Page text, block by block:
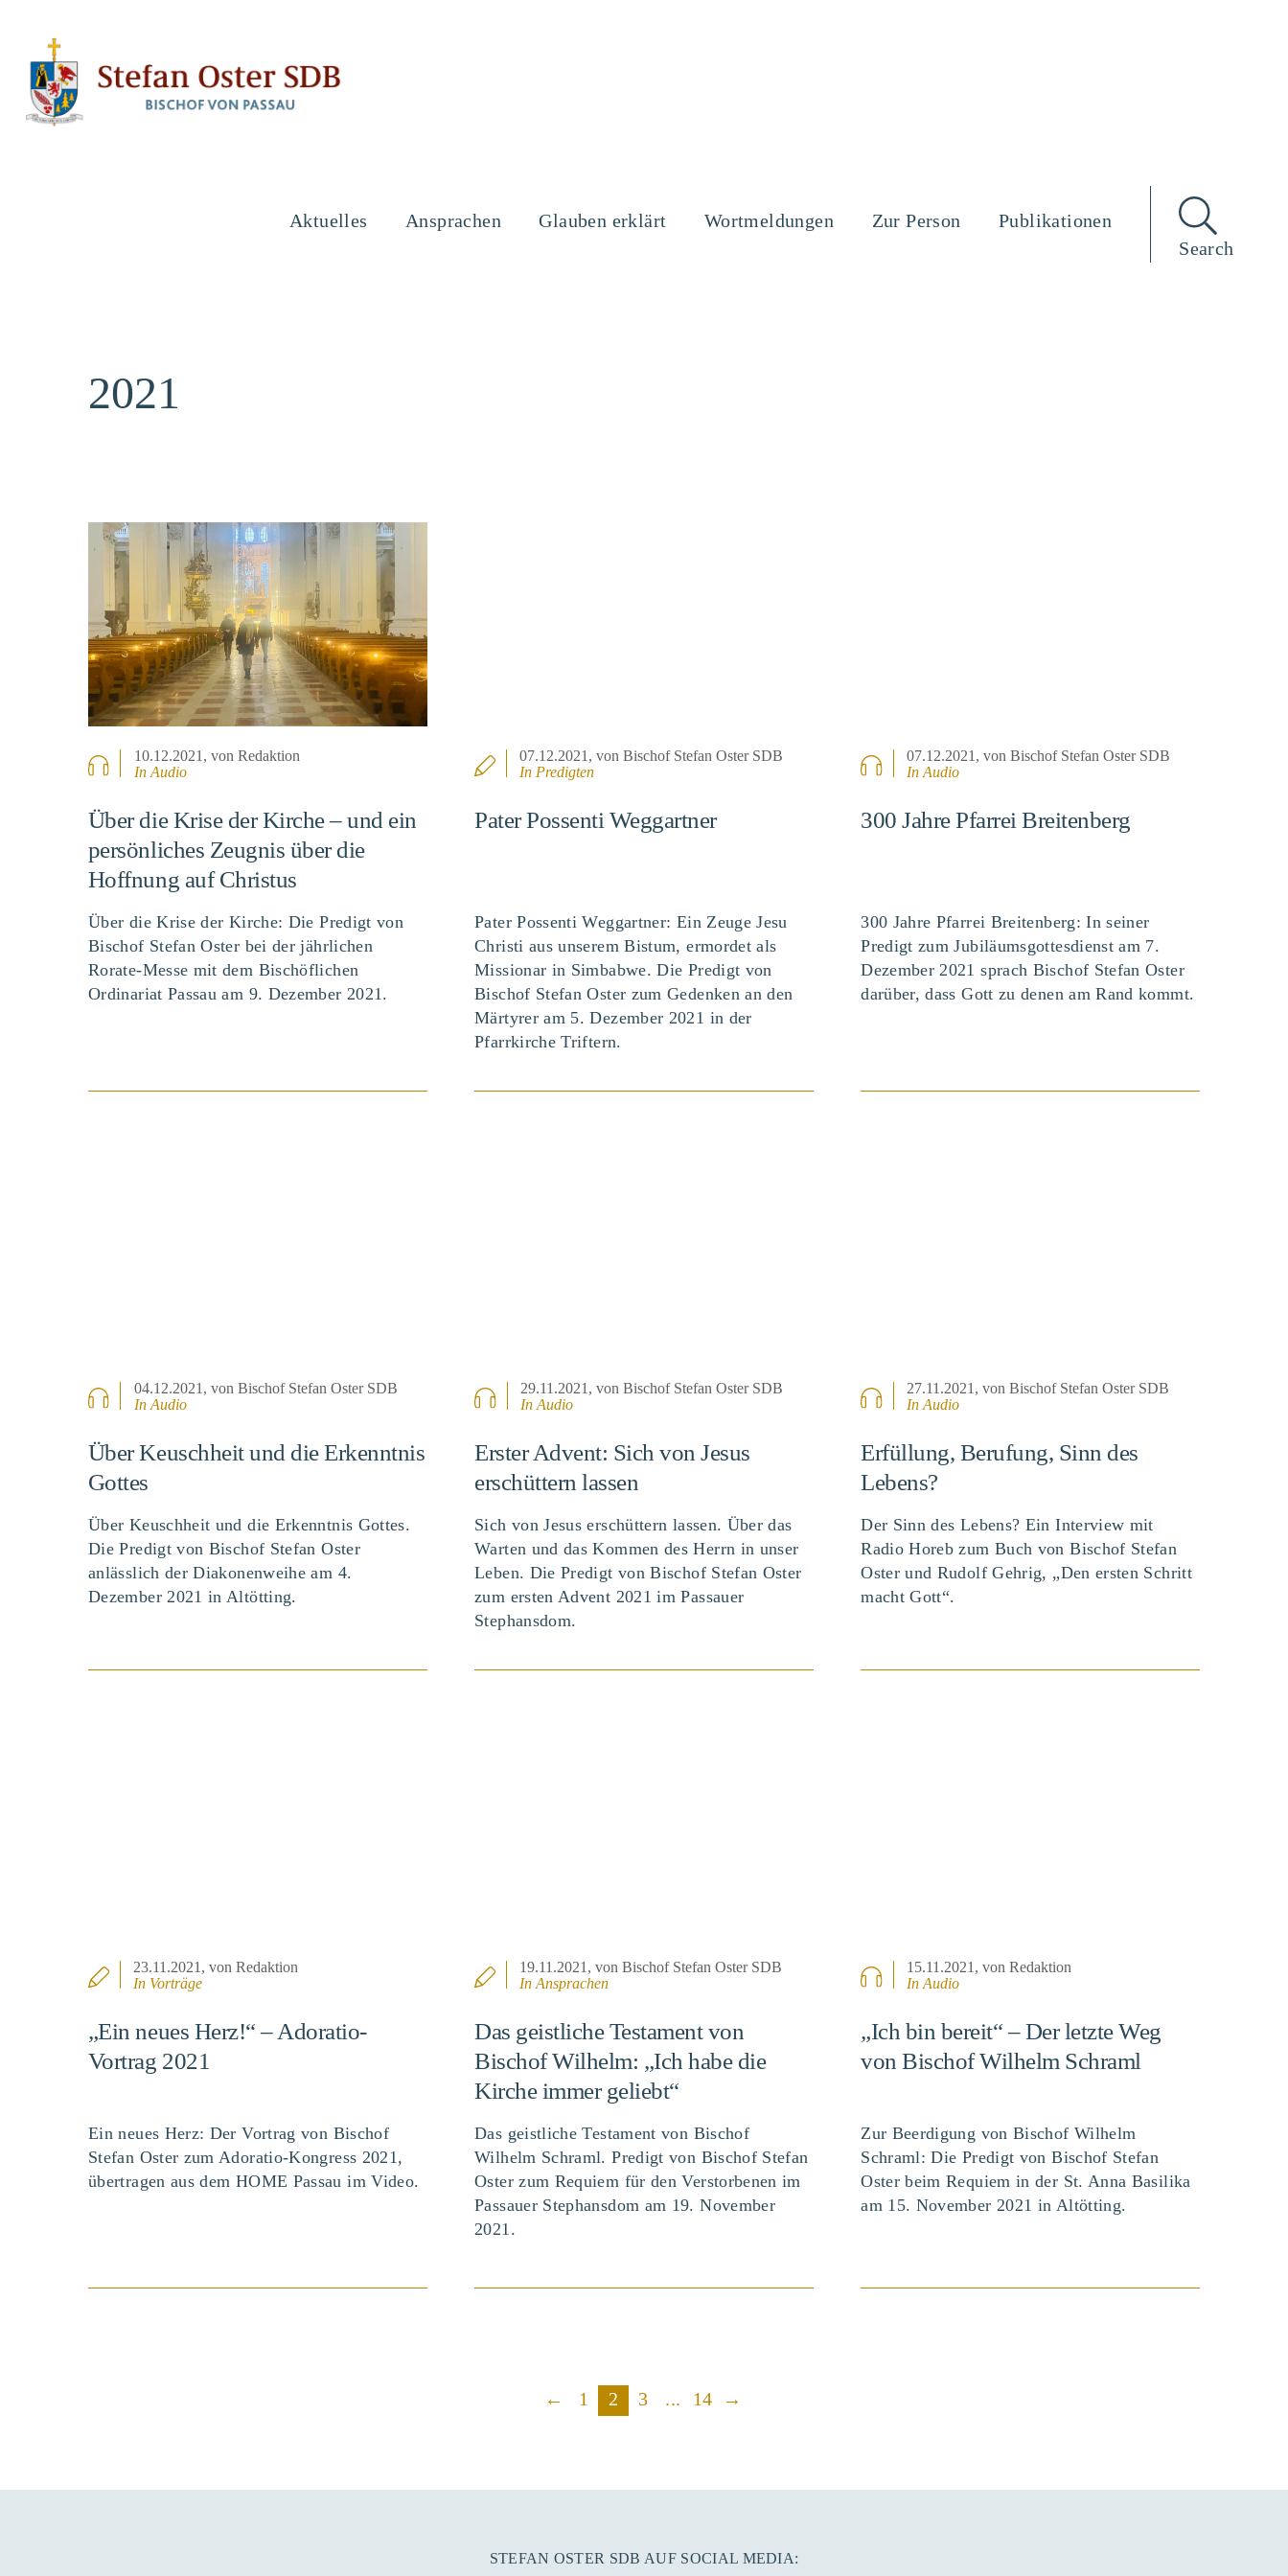
Aktuelles Ansprachen Glauben erklärt Wortmeldungen Zur Person
Publikationen
Search
2021
10.12.2021 , von Redaktion
In Audio
Über die Krise der Kirche – und ein
persönliches Zeugnis über die
Hoffnung auf Christus
Über die Krise der Kirche: Die Predigt von
Bischof Stefan Oster bei der jährlichen
Rorate-Messe mit dem Bischöflichen
Ordinariat Passau am 9. Dezember 2021.
07.12.2021 , von Bischof Stefan Oster SDB
In Predigten
Pater Possenti Weggartner
Pater Possenti Weggartner: Ein Zeuge Jesu
Christi aus unserem Bistum, ermordet als
Missionar in Simbabwe. Die Predigt von
Bischof Stefan Oster zum Gedenken an den
Märtyrer am 5. Dezember 2021 in der
Pfarrkirche Triftern.
07.12.2021 , von Bischof Stefan Oster SDB
In Audio
300 Jahre Pfarrei Breitenberg
300 Jahre Pfarrei Breitenberg: In seiner
Predigt zum Jubiläumsgottesdienst am 7.
Dezember 2021 sprach Bischof Stefan Oster
darüber, dass Gott zu denen am Rand kommt.
04.12.2021 , von Bischof Stefan Oster SDB
In Audio
Über Keuschheit und die Erkenntnis
Gottes
Über Keuschheit und die Erkenntnis Gottes.
Die Predigt von Bischof Stefan Oster
anlässlich der Diakonenweihe am 4.
Dezember 2021 in Altötting.
29.11.2021 , von Bischof Stefan Oster SDB
In Audio
Erster Advent: Sich von Jesus
erschüttern lassen
Sich von Jesus erschüttern lassen. Über das
Warten und das Kommen des Herrn in unser
Leben. Die Predigt von Bischof Stefan Oster
zum ersten Advent 2021 im Passauer
Stephansdom.
27.11.2021 , von Bischof Stefan Oster SDB
In Audio
Erfüllung, Berufung, Sinn des
Lebens?
Der Sinn des Lebens? Ein Interview mit
Radio Horeb zum Buch von Bischof Stefan
Oster und Rudolf Gehrig, „Den ersten Schritt
macht Gott“.
23.11.2021 , von Redaktion
In Vorträge
„Ein neues Herz!“ – Adoratio-
Vortrag 2021
Ein neues Herz: Der Vortrag von Bischof
Stefan Oster zum Adoratio-Kongress 2021,
übertragen aus dem HOME Passau im Video.
19.11.2021 , von Bischof Stefan Oster SDB
In Ansprachen
Das geistliche Testament von
Bischof Wilhelm: „Ich habe die
Kirche immer geliebt“
Das geistliche Testament von Bischof
Wilhelm Schraml. Predigt von Bischof Stefan
Oster zum Requiem für den Verstorbenen im
Passauer Stephansdom am 19. November
2021.
15.11.2021 , von Redaktion
In Audio
„Ich bin bereit“ – Der letzte Weg
von Bischof Wilhelm Schraml
Zur Beerdigung von Bischof Wilhelm
Schraml: Die Predigt von Bischof Stefan
Oster beim Requiem in der St. Anna Basilika
am 15. November 2021 in Altötting.
← 1 2 3 ... 14 →
STEFAN OSTER SDB AUF SOCIAL MEDIA: